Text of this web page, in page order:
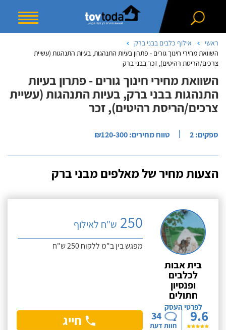
ראשי
אילוף כלבים בבני ברק
השוואת מחירי חינוך גורים - פתרון בעיות התנהגות, בעיות התנהגות (עשיית
צרכים/הריסת רהיטים), זכר בבני ברק
השוואת מחירי חינוך גורים - פתרון בעיות
התנהגות בבני ברק, בעיות התנהגות (עשיית
צרכים/הריסת רהיטים), זכר
ספקים: 2 | טווח מחירים: ₪120-300
הצעות מחיר של מאלפים מבני ברק
בית אבות
לכלבים
ופנסיון
חתולים
לפרטי העסק
9.6
34
חוות דעת
250 ש"ח לאילוף
מפגש בין ב"מ ללקוח 250 ש"ח
חייג